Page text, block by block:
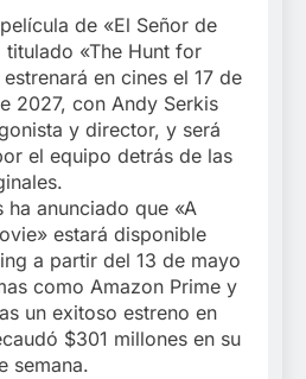
de «El Señor de
titulado «The Hunt for
en cines el 17 de
2027, con Andy Serkis
y director, y será
el equipo detrás de las
ha anunciado que «A
estará disponible
a partir del 13 de mayo
como Amazon Prime y
un exitoso estreno en
$301 millones en su
semana.